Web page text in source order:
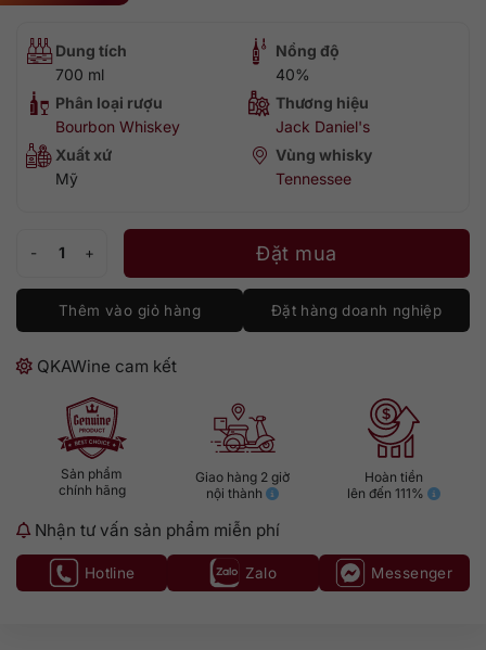
Dung tích
700 ml
Nồng độ
40%
Phân loại rượu
Bourbon Whiskey
Thương hiệu
Jack Daniel's
Xuất xứ
Mỹ
Vùng whisky
Tennessee
Đặt mua
Thêm vào giỏ hàng Đặt hàng doanh nghiệp
QKAWine cam kết
Sản phẩm
chính hãng
Giao hàng 2 giờ
nội thành
Hoàn tiền
lên đến 111%
Nhận tư vấn sản phẩm miễn phí
Hotline Zalo Messenger